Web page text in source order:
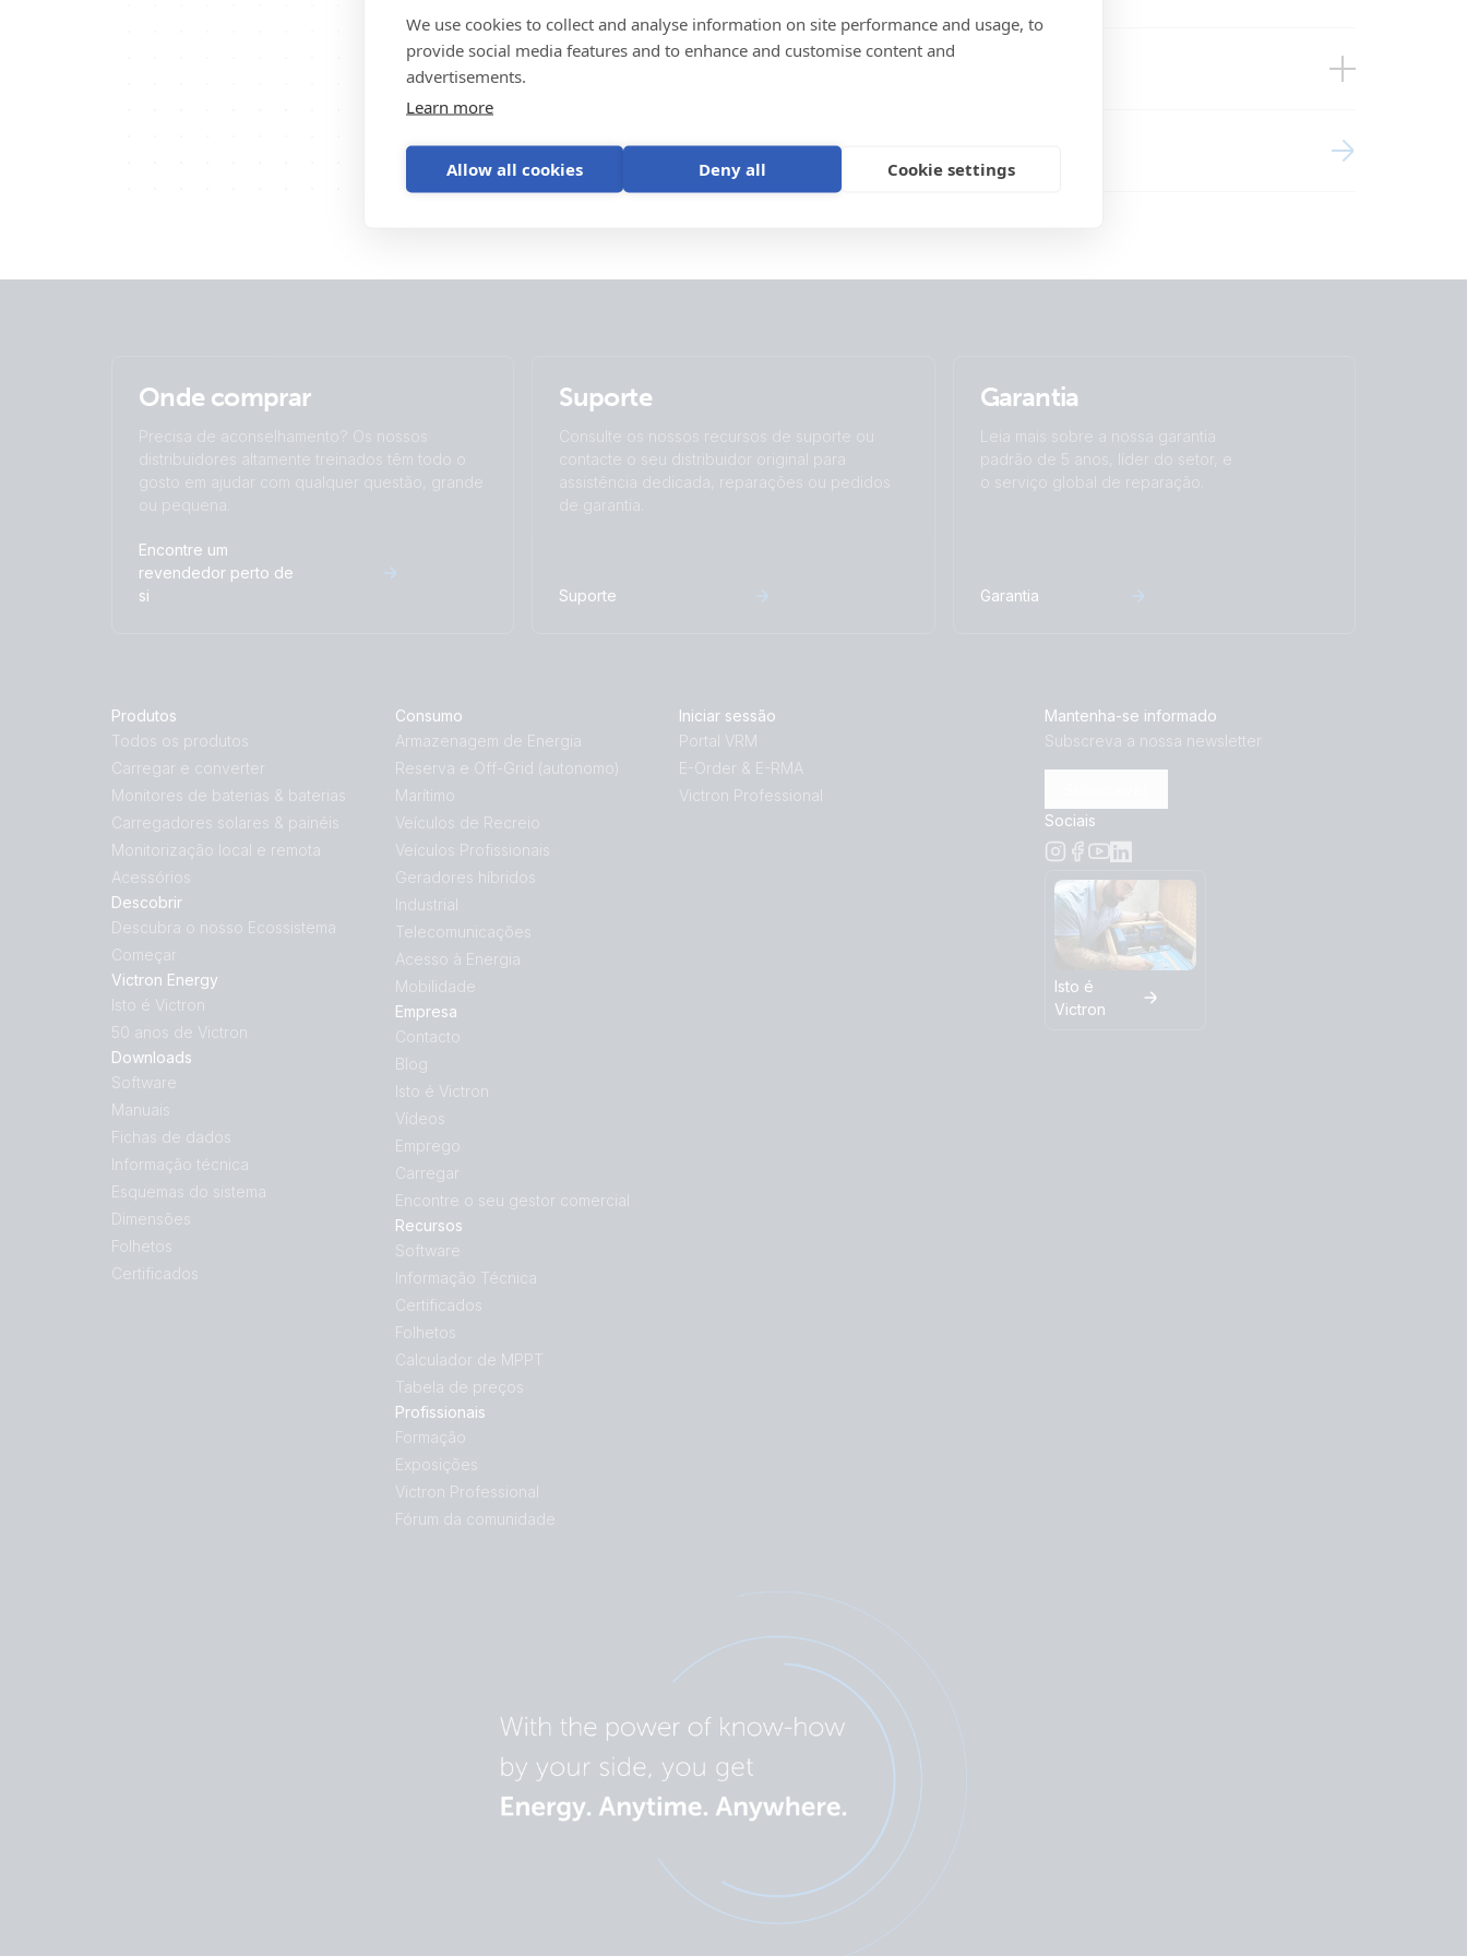
We use cookies to collect and analyse information on site performance and usage, to
provide social media features and to enhance and customise content and
advertisements.
Learn more
Allow all cookies Deny all Cookie settings
Lynx Shunt VE.Can (top open with fuse)
Brand video
Victron VRM app
Assistência do produto
Onde comprar
Precisa de aconselhamento? Os nossos
distribuidores altamente treinados têm todo o
gosto em ajudar com qualquer questão, grande
ou pequena.
Encontre um
revendedor perto de
si
Suporte
Consulte os nossos recursos de suporte ou
contacte o seu distribuidor original para
assistência dedicada, reparações ou pedidos
de garantia.
Suporte
Garantia
Leia mais sobre a nossa garantia
padrão de 5 anos, líder do setor, e
o serviço global de reparação.
Garantia
Produtos
Todos os produtos
Carregar e converter
Monitores de baterias & baterias
Carregadores solares & painéis
Monitorização local e remota
Acessórios
Descobrir
Descubra o nosso Ecossistema
Começar
Victron Energy
Isto é Victron
50 anos de Victron
Downloads
Software
Manuais
Fichas de dados
Informação técnica
Esquemas do sistema
Dimensões
Folhetos
Certificados
Consumo
Armazenagem de Energia
Reserva e Off-Grid (autonomo)
Marítimo
Veículos de Recreio
Veículos Profissionais
Geradores híbridos
Industrial
Telecomunicações
Acesso à Energia
Mobilidade
Empresa
Contacto
Blog
Isto é Victron
Vídeos
Emprego
Carregar
Encontre o seu gestor comercial
Recursos
Software
Informação Técnica
Certificados
Folhetos
Calculador de MPPT
Tabela de preços
Profissionais
Formação
Exposições
Victron Professional
Fórum da comunidade
Iniciar sessão
Portal VRM
E-Order & E-RMA
Victron Professional
Mantenha-se informado
Subscreva a nossa newsletter
Sociais
Isto é
Victron